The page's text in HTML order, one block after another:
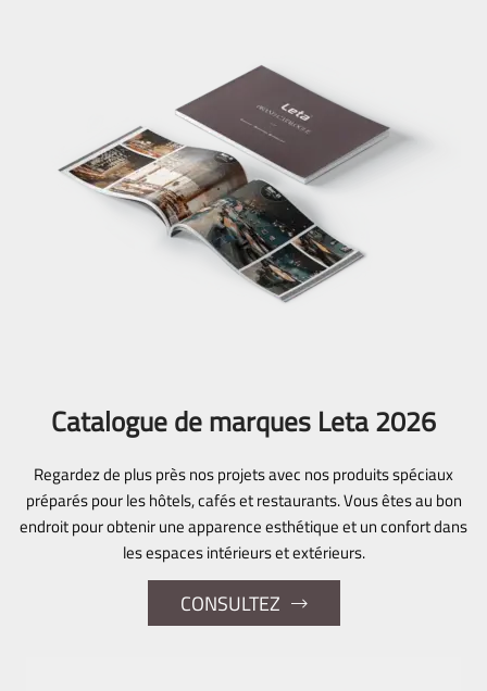
Catalogue de marques Leta 2026
Regardez de plus près nos projets avec nos produits spéciaux
préparés pour les hôtels, cafés et restaurants. Vous êtes au bon
endroit pour obtenir une apparence esthétique et un confort dans
les espaces intérieurs et extérieurs.
CONSULTEZ